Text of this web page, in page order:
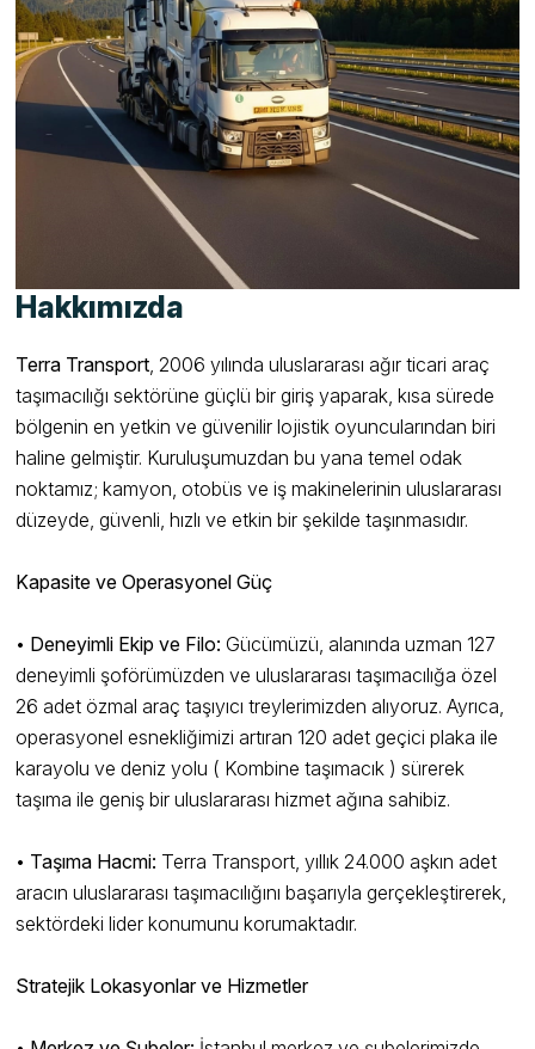
Hakkımızda
Terra Transport , 2006 yılında uluslararası ağır ticari araç
taşımacılığı sektörüne güçlü bir giriş yaparak, kısa sürede
bölgenin en yetkin ve güvenilir lojistik oyuncularından biri
haline gelmiştir. Kuruluşumuzdan bu yana temel odak
noktamız; kamyon, otobüs ve iş makinelerinin uluslararası
düzeyde, güvenli, hızlı ve etkin bir şekilde taşınmasıdır.
Kapasite ve Operasyonel Güç
• Deneyimli Ekip ve Filo: Gücümüzü, alanında uzman 127
deneyimli şoförümüzden ve uluslararası taşımacılığa özel
26 adet özmal araç taşıyıcı treylerimizden alıyoruz. Ayrıca,
operasyonel esnekliğimizi artıran 120 adet geçici plaka ile
karayolu ve deniz yolu ( Kombine taşımacık ) sürerek
taşıma ile geniş bir uluslararası hizmet ağına sahibiz.
• Taşıma Hacmi: Terra Transport, yıllık 24.000 aşkın adet
aracın uluslararası taşımacılığını başarıyla gerçekleştirerek,
sektördeki lider konumunu korumaktadır.
Stratejik Lokasyonlar ve Hizmetler